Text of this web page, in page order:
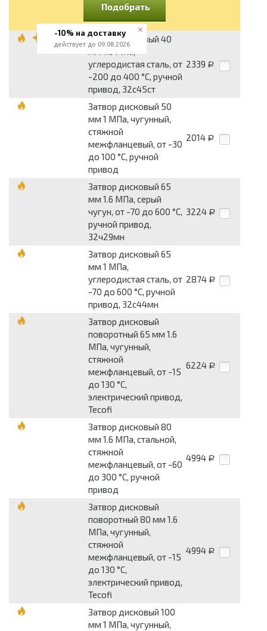
Подобрать
Затвор дисковый 40
мм 1.6 МПа,
углеродистая сталь, от
-200 до 400 °С, ручной
привод, 32с45ст
2339 Р
Затвор дисковый 50
мм 1 МПа, чугунный,
стяжной
межфланцевый, от -30
до 100 °С, ручной
привод
2014 Р
Затвор дисковый 65
мм 1.6 МПа, серый
чугун, от -70 до 600 °С,
ручной привод,
32ч29мн
3224 Р
Затвор дисковый 65
мм 1 МПа,
углеродистая сталь, от
-70 до 600 °С, ручной
привод, 32с44мн
2874 Р
Затвор дисковый
поворотный 65 мм 1.6
МПа, чугунный,
стяжной
межфланцевый, от -15
до 130 °С,
электрический привод,
Tecofi
6224 Р
Затвор дисковый 80
мм 1.6 МПа, стальной,
стяжной
межфланцевый, от -60
до 300 °С, ручной
привод
4994 Р
Затвор дисковый
поворотный 80 мм 1.6
МПа, чугунный,
стяжной
межфланцевый, от -15
до 130 °С,
электрический привод,
Tecofi
4994 Р
Затвор дисковый 100
мм 1 МПа, чугунный,
-10% на доставку
действует до 09.08.2026